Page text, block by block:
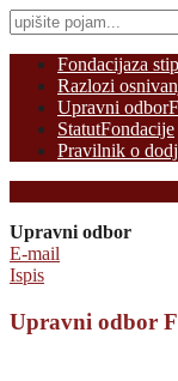
Fondacijaza
Razlozi
Upravni odbor
StatutFondacije
Pravilnik o
Upravni odbor
E-mail
Ispis
Upravni odbor